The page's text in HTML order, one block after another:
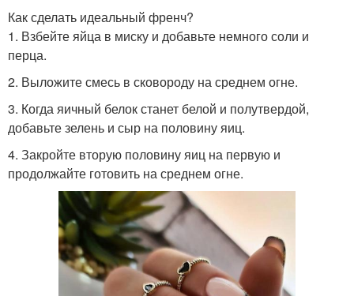
Как сделать идеальный френч?
1. Взбейте яйца в миску и добавьте немного соли и
перца.
2. Выложите смесь в сковороду на среднем огне.
3. Когда яичный белок станет белой и полутвердой,
добавьте зелень и сыр на половину яиц.
4. Закройте вторую половину яиц на первую и
продолжайте готовить на среднем огне.